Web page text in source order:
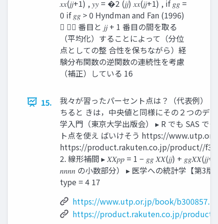
𝑥𝑥(𝑗𝑗+1) , 𝑦𝑦 = �2 (𝑗𝑗) 𝑥𝑥(𝑗𝑗+1) , if 𝑔𝑔 =
0 if 𝑔𝑔 > 0 Hyndman and Fan (1996)
 𝑗𝑗 番目と 𝑗𝑗 + 1 番目の間を取る
（平均化）することによって（分位
点としての整 合性を保ちながら）経
験分布関数の逆関数の連続性を考慮
（補正）している 16
15.
我々が習ったパーセント点は？（代表例）
ちると きは，中央値と同様にその２つのデ
学入門（東京大学出版会） ▸ R でも SAS で
ト点を使え ばいけそう https://
https://product.rakuten.co.jp/product//
2. 線形補間 ▸ 𝑋𝑋𝑝𝑝 = 1 − 𝑔𝑔 𝑋𝑋(𝑗𝑗) +
𝑛𝑛𝑛𝑛 の小数部分） ▸ 医学への統計学【第3
type = 4 17
https://www.utp.or.jp/book/
https://product.rakuten.co.jp/product/-